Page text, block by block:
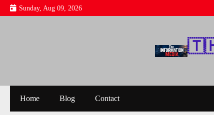
Skip
to
Sunday, Aug 09, 2026
Home Blog Contact